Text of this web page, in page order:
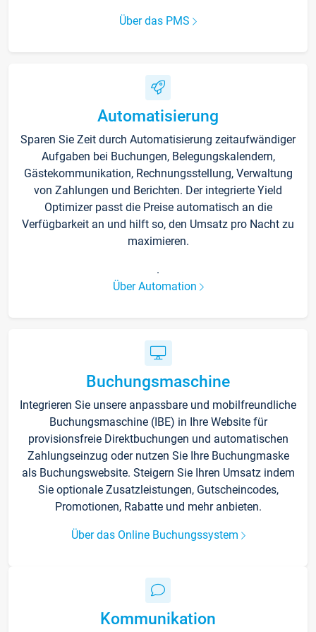
Über das PMS
Automatisierung
Sparen Sie Zeit durch Automatisierung zeitaufwändiger
Aufgaben bei Buchungen, Belegungskalendern,
Gästekommunikation, Rechnungsstellung, Verwaltung
von Zahlungen und Berichten. Der integrierte Yield
Optimizer passt die Preise automatisch an die
Verfügbarkeit an und hilft so, den Umsatz pro Nacht zu
maximieren.
.
Über Automation
Buchungsmaschine
Integrieren Sie unsere anpassbare und mobilfreundliche
Buchungsmaschine (IBE) in Ihre Website für
provisionsfreie Direktbuchungen und automatischen
Zahlungseinzug oder nutzen Sie Ihre Buchungmaske
als Buchungswebsite. Steigern Sie Ihren Umsatz indem
Sie optionale Zusatzleistungen, Gutscheincodes,
Promotionen, Rabatte und mehr anbieten.
Über das Online Buchungssystem
Kommunikation